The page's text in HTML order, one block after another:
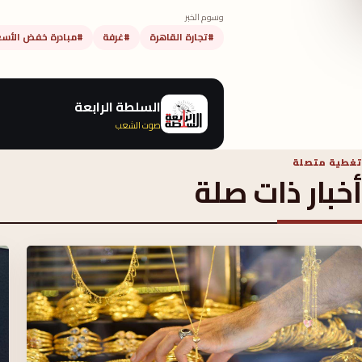
وسوم الخبر
#تجارة القاهرة #غرفة #مبادرة خفض
السلطة الرابعة
صوت الشعب
تغطية متصلة
أخبار ذات صلة